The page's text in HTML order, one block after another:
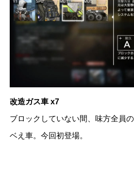
改造ガス車 x7
ブロックしていない間、味方全員
ベえ車。今回初登場。